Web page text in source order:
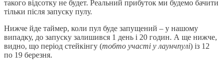
такого відсотку не будет. Реальний прибуток ми будемо бачити
тільки після запуску пулу.
Нижче йде таймер, коли пул буде запущений – у нашому
випадку, до запуску залишився 1 день і 20 годин. А ще нижче,
видно, що період стейкінгу (тобто участі у лаунчпулі) із 12
по 19 березня.